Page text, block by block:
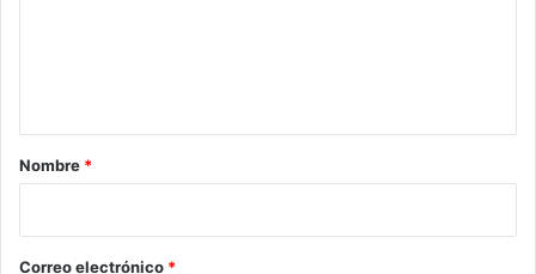
r
*
Nombre *
Correo electrónico *